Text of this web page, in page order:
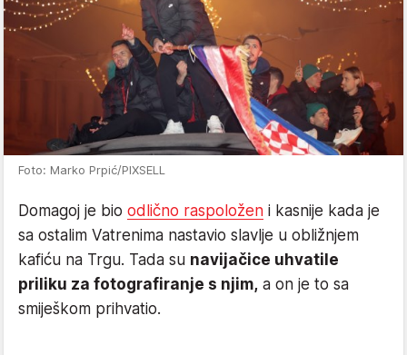
Foto: Marko Prpić/PIXSELL
Domagoj je bio odlično raspoložen i kasnije kada je
sa ostalim Vatrenima nastavio slavlje u obližnjem
kafiću na Trgu. Tada su navijačice uhvatile
priliku za fotografiranje s njim, a on je to sa
smiješkom prihvatio.